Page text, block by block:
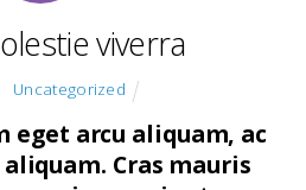
viverra
Uncategorized
eget arcu aliquam, ac
Cras mauris